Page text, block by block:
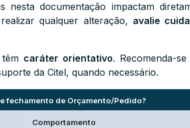
nesta documentação impactam
qualquer alteração, avalie
caráter orientativo. Recomenda-
da Citel, quando necessário.
fechamento de Orçamento/Pedido?
Comportamento